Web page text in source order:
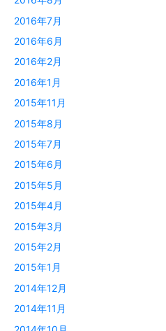
2016年7月
2016年6月
2016年2月
2016年1月
2015年11月
2015年8月
2015年7月
2015年6月
2015年5月
2015年4月
2015年3月
2015年2月
2015年1月
2014年12月
2014年11月